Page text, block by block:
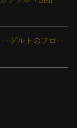
グルトのフロー